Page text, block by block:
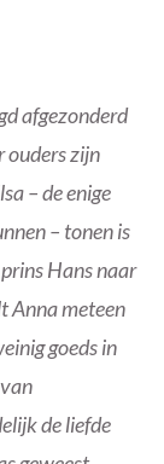
afgezonderd
ouders zijn
– de enige
– tonen is
Hans naar
Anna meteen
goeds in
de liefde